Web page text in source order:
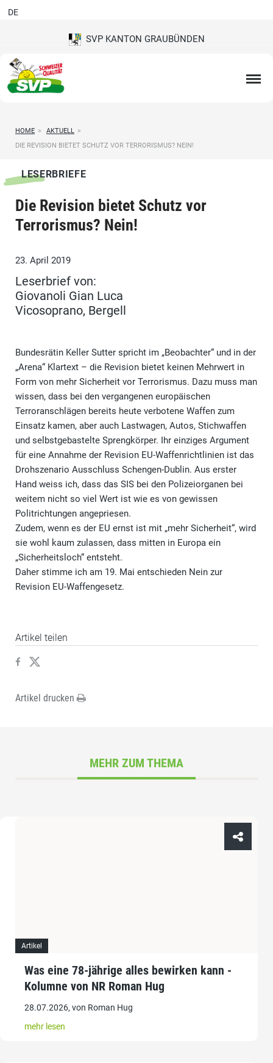
SVP KANTON GRAUBÜNDEN
DE
HOME > AKTUELL >
DIE REVISION BIETET SCHUTZ VOR TERRORISMUS? NEIN!
LESERBRIEFE
Die Revision bietet Schutz vor
Terrorismus? Nein!
23. April 2019
Leserbrief von:
Giovanoli Gian Luca
Vicosoprano, Bergell
Bundesrätin Keller Sutter spricht im „Beobachter“ und in der
„Arena“ Klartext – die Revision bietet keinen Mehrwert in
Form von mehr Sicherheit vor Terrorismus. Dazu muss man
wissen, dass bei den vergangenen europäischen
Terroranschlägen bereits heute verbotene Waffen zum
Einsatz kamen, aber auch Lastwagen, Autos, Stichwaffen
und selbstgebastelte Sprengkörper. Ihr einziges Argument
für eine Annahme der Revision EU-Waffenrichtlinien ist das
Drohszenario Ausschluss Schengen-Dublin. Aus erster
Hand weiss ich, dass das SIS bei den Polizeiorganen bei
weitem nicht so viel Wert ist wie es von gewissen
Politrichtungen angepriesen.
Zudem, wenn es der EU ernst ist mit „mehr Sicherheit“, wird
sie wohl kaum zulassen, dass mitten in Europa ein
„Sicherheitsloch“ entsteht.
Daher stimme ich am 19. Mai entschieden Nein zur
Revision EU-Waffengesetz.
Artikel teilen
Artikel drucken
MEHR ZUM THEMA
Artikel
Was eine 78-jährige alles bewirken kann -
Kolumne von NR Roman Hug
28.07.2026, von Roman Hug
mehr lesen